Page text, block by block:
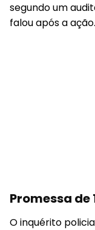
segundo um
falou após a ação.
Promessa de
O inquérito